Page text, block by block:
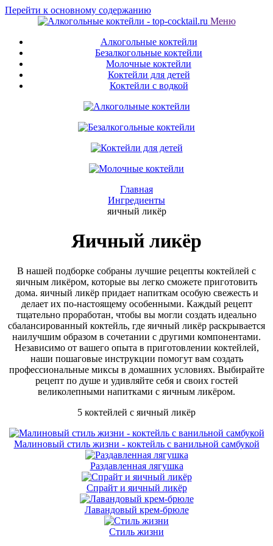
Перейти к основному содержанию
Меню
Алкогольные коктейли
Безалкогольные коктейли
Молочные коктейли
Коктейли для детей
Коктейли с водкой
Главная
Ингредиенты
яичный ликёр
Яичный ликёр
В нашей подборке собраны лучшие рецепты коктейлей с
яичным ликёром, которые вы легко сможете приготовить
дома. яичный ликёр придает напиткам особую свежесть и
делает их по-настоящему особенными. Каждый рецепт
тщательно проработан, чтобы вы могли создать идеально
сбалансированный коктейль, где яичный ликёр раскрывается
наилучшим образом в сочетании с другими компонентами.
Независимо от вашего опыта в приготовлении коктейлей,
наши пошаговые инструкции помогут вам создать
профессиональные миксы в домашних условиях. Выбирайте
рецепт по душе и удивляйте себя и своих гостей
великолепными напитками с яичным ликёром.
5 коктейлей с яичный ликёр
Малиновый стиль жизни - коктейль с ванильной самбукой
Раздавленная лягушка
Спрайт и яичный ликёр
Лавандовый крем-брюле
Стиль жизни